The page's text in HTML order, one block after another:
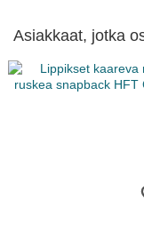
Asiakkaat, jotka